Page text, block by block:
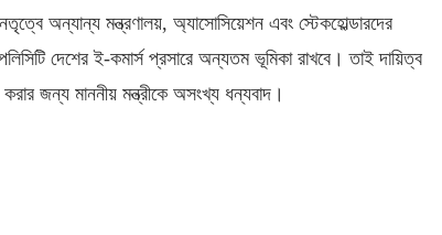
অন্যান্য মন্ত্রণালয়, অ্যাসোসিয়েশন এবং স্টেকহোল্ডারদের
দেশের ই-কমার্স প্রসারে অন্যতম ভূমিকা রাখবে। তাই দায়িত্ব
জন্য মাননীয় মন্ত্রীকে অসংখ্য ধন্যবাদ।